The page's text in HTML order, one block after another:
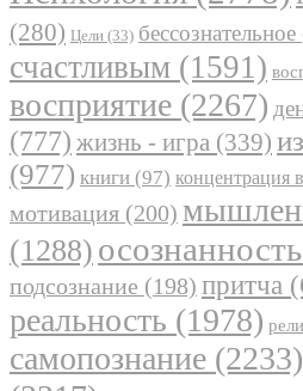
(280) Цели (33) бессознательное
счастливым (1591)
восприятие (2267)
(777) жизнь - игра (339)
(977) книги (97) концентрация
мотивация (200)
(1288) осознанность
подсознание (198) притча
реальность (1978)
самопознание (2233)